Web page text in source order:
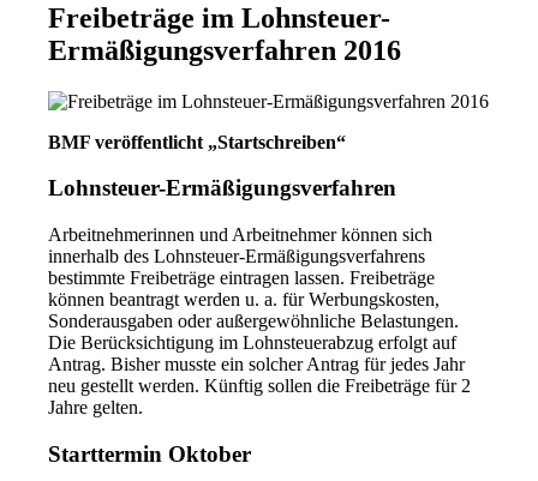
Freibeträge im Lohnsteuer-
Ermäßigungsverfahren 2016
BMF veröffentlicht „Startschreiben“
Lohnsteuer-Ermäßigungsverfahren
Arbeitnehmerinnen und Arbeitnehmer können sich
innerhalb des Lohnsteuer-Ermäßigungsverfahrens
bestimmte Freibeträge eintragen lassen. Freibeträge
können beantragt werden u. a. für Werbungskosten,
Sonderausgaben oder außergewöhnliche Belastungen.
Die Berücksichtigung im Lohnsteuerabzug erfolgt auf
Antrag. Bisher musste ein solcher Antrag für jedes Jahr
neu gestellt werden. Künftig sollen die Freibeträge für 2
Jahre gelten.
Starttermin Oktober